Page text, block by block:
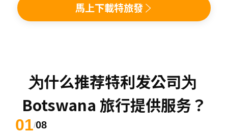
馬上下載特旅發
为什么推荐特利发公司为
Botswana 旅行提供服务？
01/08